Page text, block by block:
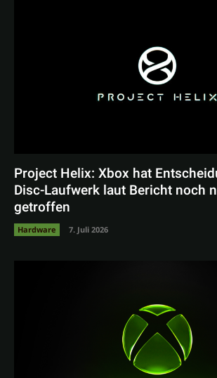
Project Helix: Xbox hat
Disc-Laufwerk laut Bericht noch
getroffen
Hardware 7. Juli 2026